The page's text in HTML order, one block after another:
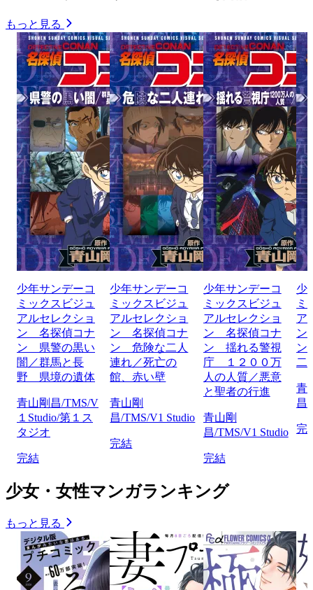
もっと見る
少年サンデーコ
ミックスビジュ
アルセレクショ
ン 名探偵コナ
ン 県警の黒い
闇／群馬と長
野 県境の遺体
青山剛昌/TMS/V
１Studio/第１ス
タジオ
完結
少年サンデーコ
ミックスビジュ
アルセレクショ
ン 名探偵コナ
ン 危険な二人
連れ／死亡の
館、赤い壁
青山剛
昌/TMS/V1 Studio
完結
少年サンデーコ
ミックスビジュ
アルセレクショ
ン 名探偵コナ
ン 揺れる警視
庁 １２００万
人の人質／悪意
と聖者の行進
青山剛
昌/TMS/V1 Studio
完結
少
ミ
ア
ン
ン
二
青
昌
完
少女・女性マンガランキング
もっと見る